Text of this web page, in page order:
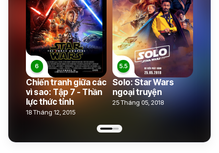
Chiến tranh giữa các
vì sao: Tập 7 - Thần
lực thức tỉnh
18 Tháng 12, 2015
Solo: Star Wars
ngoại truyện
25 Tháng 05, 2018